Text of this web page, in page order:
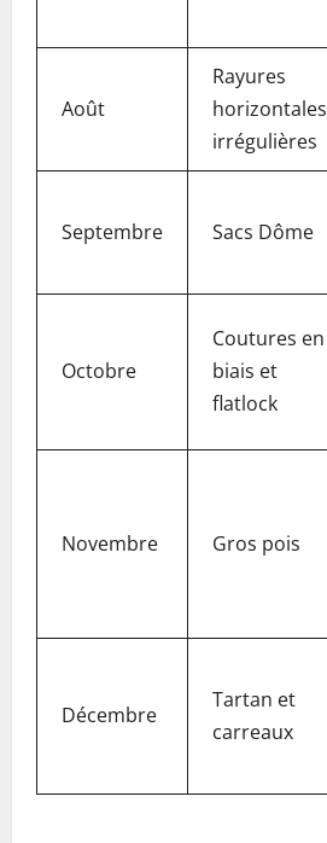
Août
Rayures
horizontales
irrégulières
Septembre Sacs Dôme
Octobre
Coutures en
biais et
flatlock
Novembre Gros pois
Décembre
Tartan et
carreaux